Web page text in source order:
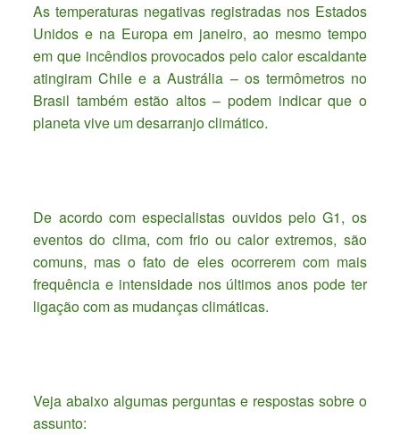
As temperaturas negativas registradas nos Estados
Unidos e na Europa em janeiro, ao mesmo tempo
em que incêndios provocados pelo calor escaldante
atingiram Chile e a Austrália – os termômetros no
Brasil também estão altos – podem indicar que o
planeta vive um desarranjo climático.
De acordo com especialistas ouvidos pelo G1, os
eventos do clima, com frio ou calor extremos, são
comuns, mas o fato de eles ocorrerem com mais
frequência e intensidade nos últimos anos pode ter
ligação com as mudanças climáticas.
Veja abaixo algumas perguntas e respostas sobre o
assunto: